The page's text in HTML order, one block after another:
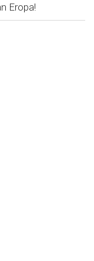
Eropa!